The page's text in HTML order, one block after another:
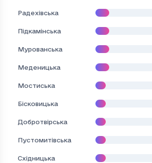
Радехівська
Підкамінська
Мурованська
Меденицька
Мостиська
Бісковицька
Добротвірська
Пустомитівська
Східницька